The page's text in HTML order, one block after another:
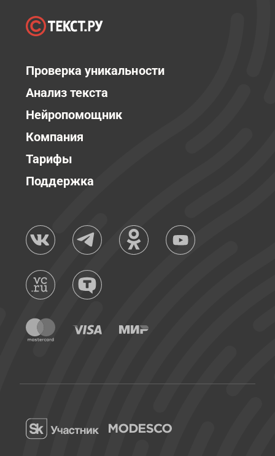
Проверка уникальности
Анализ текста
Нейропомощник
Компания
Тарифы
Поддержка